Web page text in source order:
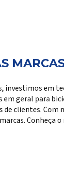
em
em geral para
clientes. Com
Conheça